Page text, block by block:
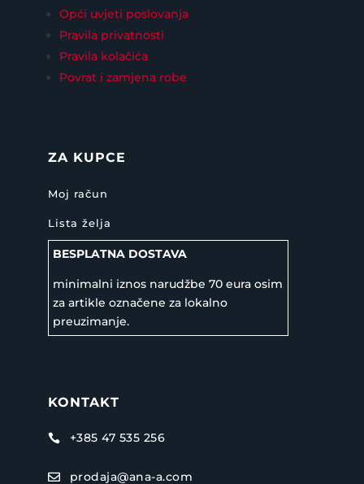
Opći uvjeti poslovanja
Pravila privatnosti
Pravila kolačića
Povrat i zamjena robe
ZA KUPCE
Moj račun
Lista želja
BESPLATNA DOSTAVA
minimalni iznos narudžbe 70 eura osim
za artikle označene za lokalno
preuzimanje.
KONTAKT
 +385 47 535 256
 prodaja@ana-a.com